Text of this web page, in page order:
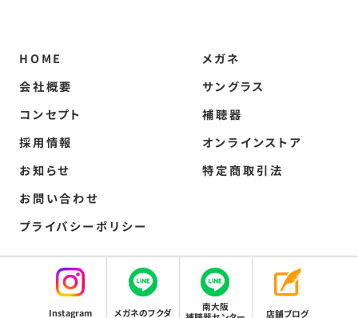
Instagram メガネのフクダ
南大阪
店舗ブログ
HOME
会社概要
コンセプト
採用情報
お知らせ
お問い合わせ
プライバシーポリシー
メガネ
サングラス
補聴器
オンラインストア
特定商取引法
Copyright 岸和田でメガネのことならメガネのフクダ All Rights Reserved.